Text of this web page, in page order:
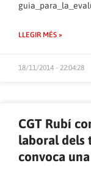
LLEGIR MÉS »
18/11/2014 - 22:04:28
CGT Rubí
laboral dels
convoca